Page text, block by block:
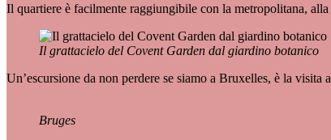
Il quartiere è facilmente raggiungibile con la metropolitana, alla
Il grattacielo del Covent Garden dal giardino botanico
Un’escursione da non perdere se siamo a Bruxelles, è la visita a
Bruges